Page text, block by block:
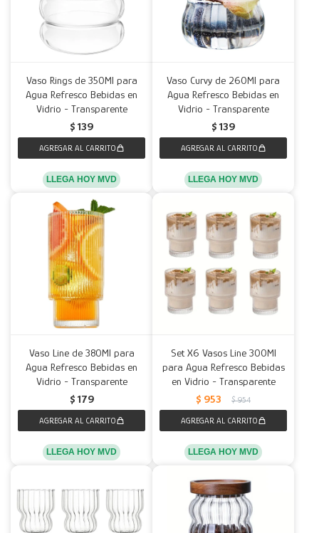
Vaso Rings de 350Ml para
Agua Refresco Bebidas en
Vidrio - Transparente
$ 139
LLEGA HOY MVD
Vaso Curvy de 260Ml para
Agua Refresco Bebidas en
Vidrio - Transparente
$ 139
LLEGA HOY MVD
Vaso Line de 380Ml para
Agua Refresco Bebidas en
Vidrio - Transparente
$ 179
LLEGA HOY MVD
Set X6 Vasos Line 300Ml
para Agua Refresco Bebidas
en Vidrio - Transparente
$ 953 $ 954
LLEGA HOY MVD